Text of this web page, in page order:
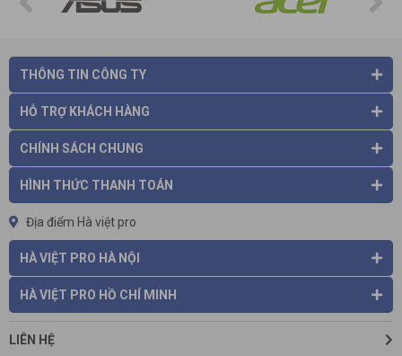
- Tặng kèm bộ cờ lê mở ốc, thước tam giác
năng có tác dụng giúp hút bụi
cắt dễ dàng hơn. Hoàn toàn có thể thay thế cho chiếc máy hút
bụi dùng pin Makita trong công việc của chiếc máy cắt góc.
- Không nên đè nhấn lực quá mạnh lên lưỡi cắt, sẽ làm cho
quá trình cắt diễn ra chậm lại, động cơ hoạt động bị gì sẽ làm
- Sau một thời gian hoạt động thì với công suất
THÔNG TIN CÔNG TY
HỖ TRỢ KHÁCH HÀNG
CHÍNH SÁCH CHUNG
HÌNH THỨC THANH TOÁN
Địa điểm Hà việt pro
HÀ VIỆT PRO HÀ NỘI
HÀ VIỆT PRO HỒ CHÍ MINH
LIÊN HỆ